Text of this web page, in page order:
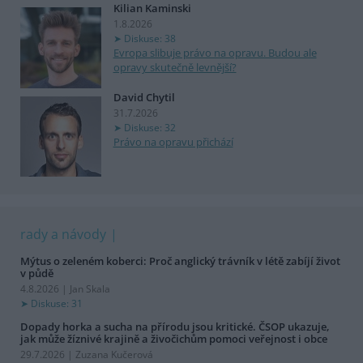
Kilian Kaminski
1.8.2026
Diskuse: 38
Evropa slibuje právo na opravu. Budou ale
opravy skutečně levnější?
David Chytil
31.7.2026
Diskuse: 32
Právo na opravu přichází
rady a návody
Mýtus o zeleném koberci: Proč anglický trávník v létě zabíjí život
v půdě
4.8.2026 | Jan Skala
Diskuse: 31
Dopady horka a sucha na přírodu jsou kritické. ČSOP ukazuje,
jak může žíznivé krajině a živočichům pomoci veřejnost i obce
29.7.2026 | Zuzana Kučerová